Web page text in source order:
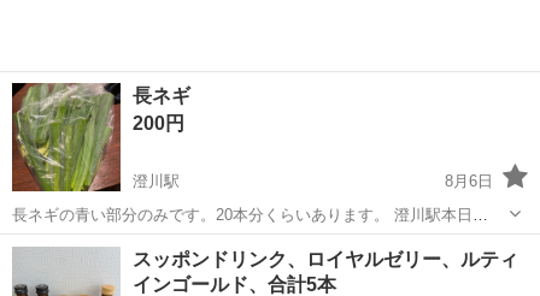
長ネギ
200円
澄川駅
8月6日
長ネギの青い部分のみです。20本分くらいあります。 澄川駅本日
15:30頃来られる方。 仕事中なので返信遅くなりますがよろしくお願
北海道 札幌市 澄川駅 食品
スッポンドリンク、ロイヤルゼリー、ルティ
インゴールド、合計5本